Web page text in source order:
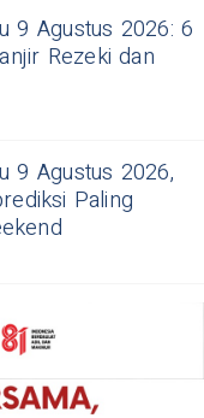
9 Agustus 2026: 6
Rezeki dan
9 Agustus 2026,
Paling